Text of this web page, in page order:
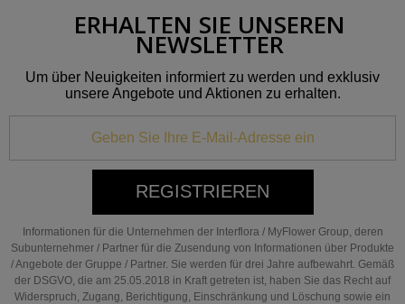
ERHALTEN SIE UNSEREN
NEWSLETTER
Um über Neuigkeiten informiert zu werden und exklusiv
unsere Angebote und Aktionen zu erhalten.
REGISTRIEREN
Informationen für die Unternehmen der Interflora / MyFlower Group, deren
Subunternehmer / Partner für die Zusendung von Informationen über Produkte
/ Angebote der Gruppe / Partner. Sie werden für drei Jahre aufbewahrt. Gemäß
der DSGVO, die am 25.05.2018 in Kraft getreten ist, haben Sie das Recht auf
Widerspruch, Zugang, Berichtigung, Einschränkung und Löschung sowie ein